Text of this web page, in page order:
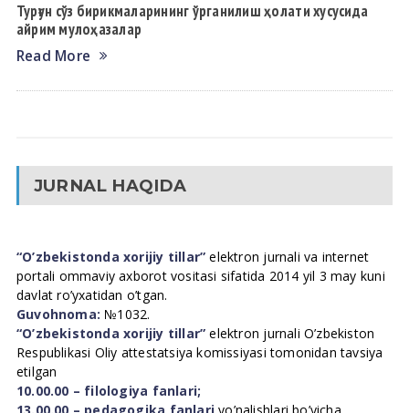
Турғун сўз бирикмаларининг ўрганилиш ҳолати хусусида
айрим мулоҳазалар
Read More
JURNAL HAQIDA
“O’zbekistonda xorijiy tillar” elektron jurnali va internet
portali ommaviy axborot vositasi sifatida 2014 yil 3 may kuni
davlat ro’yxatidan o’tgan.
Guvohnoma: №1032.
“O’zbekistonda xorijiy tillar” elektron jurnali O’zbekiston
Respublikasi Oliy attestatsiya komissiyasi tomonidan tavsiya
etilgan
10.00.00 – filologiya fanlari;